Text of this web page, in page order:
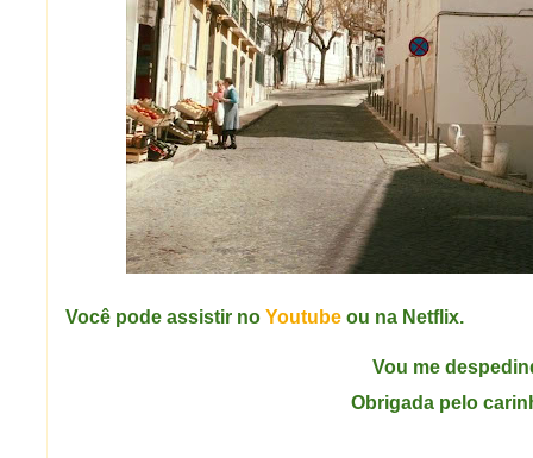
Você pode assistir no Youtube ou na Netflix.
Vou me
Obrigada pelo